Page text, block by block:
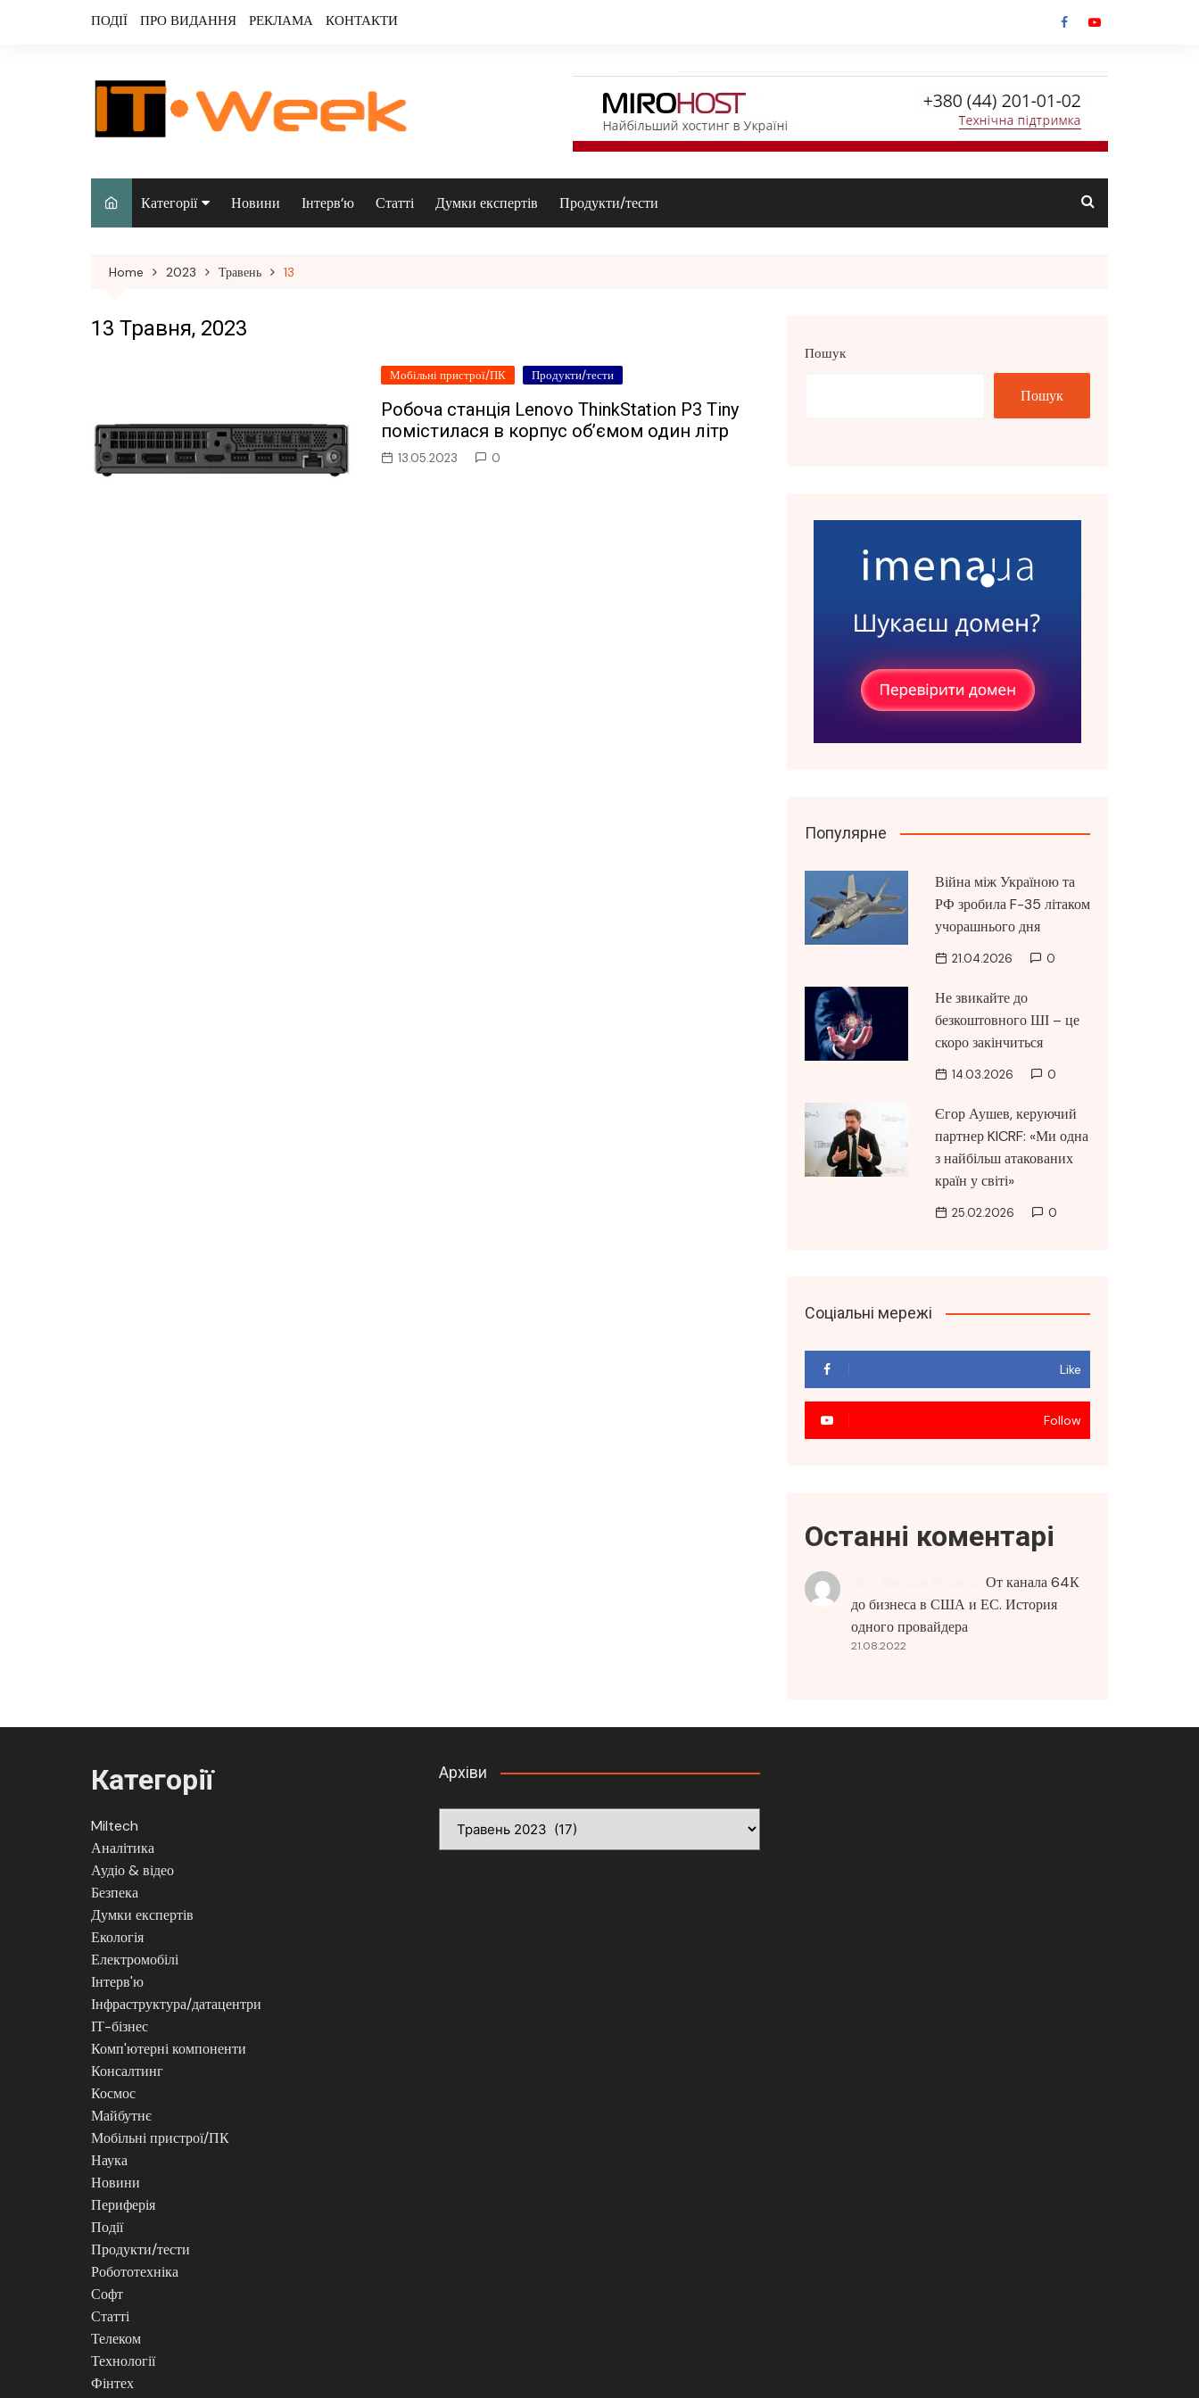
ПОДІЇ ПРО ВИДАННЯ РЕКЛАМА КОНТАКТИ
Категорії
Аудіо & відео
Консалтинг
Новини Інтерв’ю Статті Думки експертів Продукти/тести
Home 2023 Травень 13
13 Травня, 2023
Мобільні пристрої/ПК Продукти/тести
Робоча станція Lenovo ThinkStation P3 Tiny
помістилася в корпус об’ємом один літр
13.05.2023 0
Пошук
Пошук
Популярне
Війна між Україною та
РФ зробила F-35 літаком
учорашнього дня
21.04.2026 0
Не звикайте до
безкоштовного ШІ – це
скоро закінчиться
14.03.2026 0
Єгор Аушев, керуючий
партнер KICRF: «Ми одна
з найбільш атакованих
країн у світі»
25.02.2026 0
Соціальні мережі
Like
Follow
Останні коментарі
От канала 64К
до бизнеса в США и ЕС. История
одного провайдера
21.08.2022
Категорії
Miltech
Аналітика
Аудіо & відео
Безпека
Думки експертів
Екологія
Електромобілі
Інтерв'ю
Інфраструктура/датацентри
ІТ-бізнес
Комп'ютерні компоненти
Консалтинг
Космос
Майбутнє
Мобільні пристрої/ПК
Наука
Новини
Периферія
Події
Продукти/тести
Робототехніка
Софт
Статті
Телеком
Технології
Фінтех
Архіви